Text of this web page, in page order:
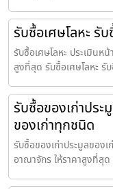
รับซื้อเศษโลหะ รั
รับซื้อเศษโลหะ ประเมินห
สูงที่สุด รับซื้อเศษโลหะ รั
รับซื้อของเก่าประ
ของเก่าทุกชนิด
รับซื้อของเก่าประมูลของ
อาณาจักร ให้ราคาสูงที่สุด